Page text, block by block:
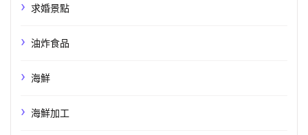
求婚景點
油炸食品
海鮮
海鮮加工